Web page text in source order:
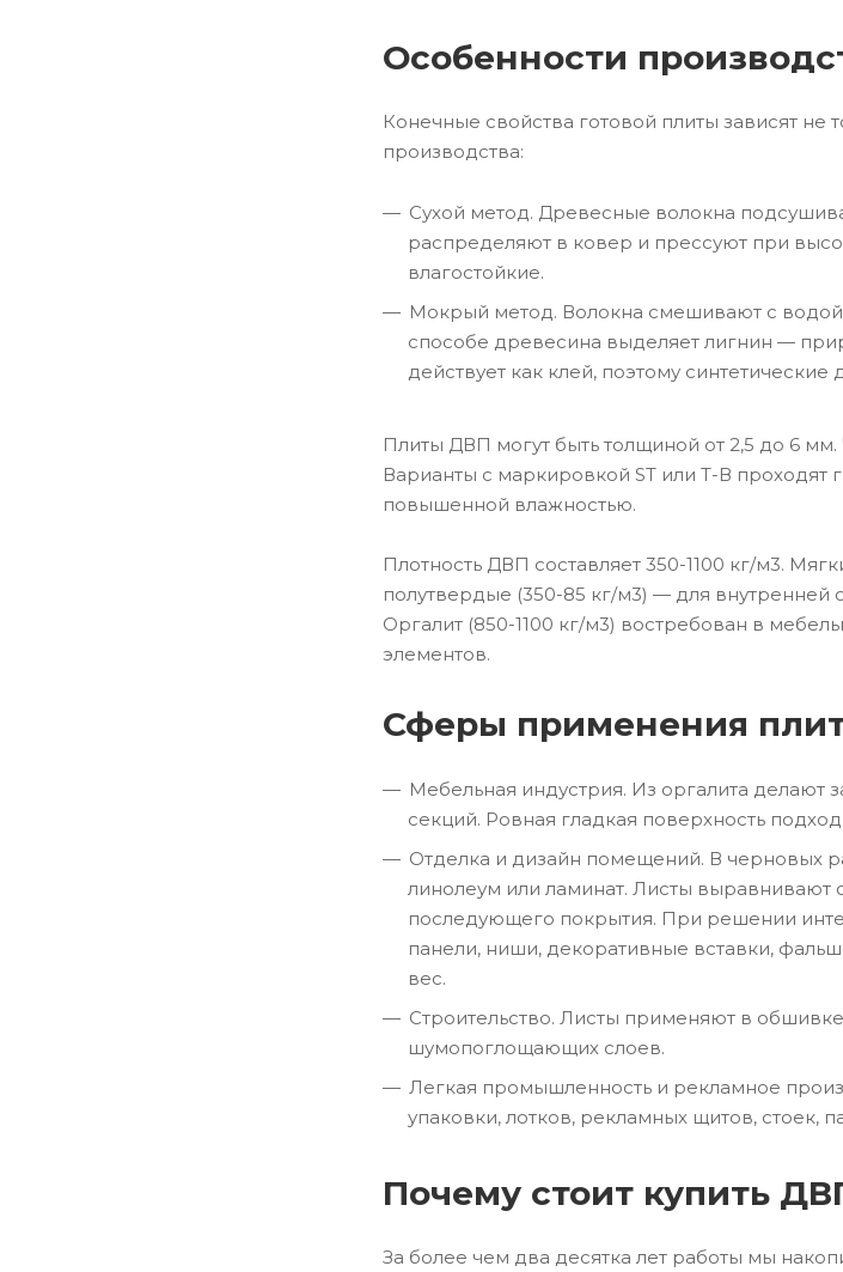
Особенности
Конечные свойства готовой плиты зависят не
производства:
Сухой метод. Древесные волокна
распределяют в ковер и прессуют при
влагостойкие.
Мокрый метод. Волокна смешивают с
способе древесина выделяет лигнин —
действует как клей, поэтому синтетические
Плиты ДВП могут быть толщиной от 2,5 до 6
Варианты с маркировкой ST или Т-В
повышенной влажностью.
Плотность ДВП составляет 350-1100 кг/м3.
полутвердые (350-85 кг/м3) — для
Оргалит (850-1100 кг/м3) востребован в
элементов.
Сферы применения
Мебельная индустрия. Из оргалита
секций. Ровная гладкая поверхность
Отделка и дизайн помещений. В черновых
линолеум или ламинат. Листы
последующего покрытия. При решении
панели, ниши, декоративные вставки,
вес.
Строительство. Листы применяют в
шумопоглощающих слоев.
Легкая промышленность и рекламное
упаковки, лотков, рекламных щитов, стоек,
Почему стоит купить
За более чем два десятка лет работы мы